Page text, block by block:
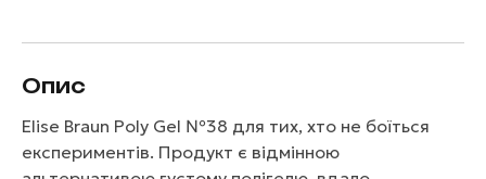
Опис
Elise Braun Poly Gel №38 для тих, хто не боїться
експериментів. Продукт є відмінною